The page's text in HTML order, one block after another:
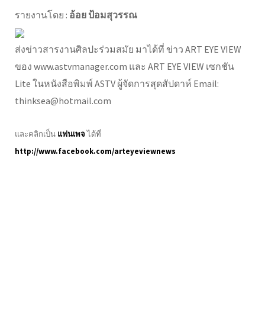
รายงานโดย : อ้อย ป้อมสุวรรณ
ส่งข่าวสารงานศิลปะร่วมสมัย มาได้ที่ ข่าว ART EYE VIEW
ของ www.astvmanager.com และ ART EYE VIEW เซกชัน
Lite ในหนังสือพิมพ์ ASTV ผู้จัดการสุดสัปดาห์ Email:
thinksea@hotmail.com
และคลิกเป็น แฟนเพจได้ที่
http://www.facebook.com/arteyeviewnews